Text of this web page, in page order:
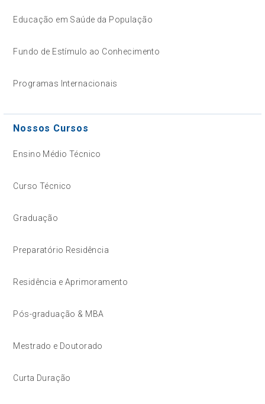
Educação em Saúde da População
Fundo de Estímulo ao Conhecimento
Programas Internacionais
Nossos Cursos
Ensino Médio Técnico
Curso Técnico
Graduação
Preparatório Residência
Residência e Aprimoramento
Pós-graduação & MBA
Mestrado e Doutorado
Curta Duração